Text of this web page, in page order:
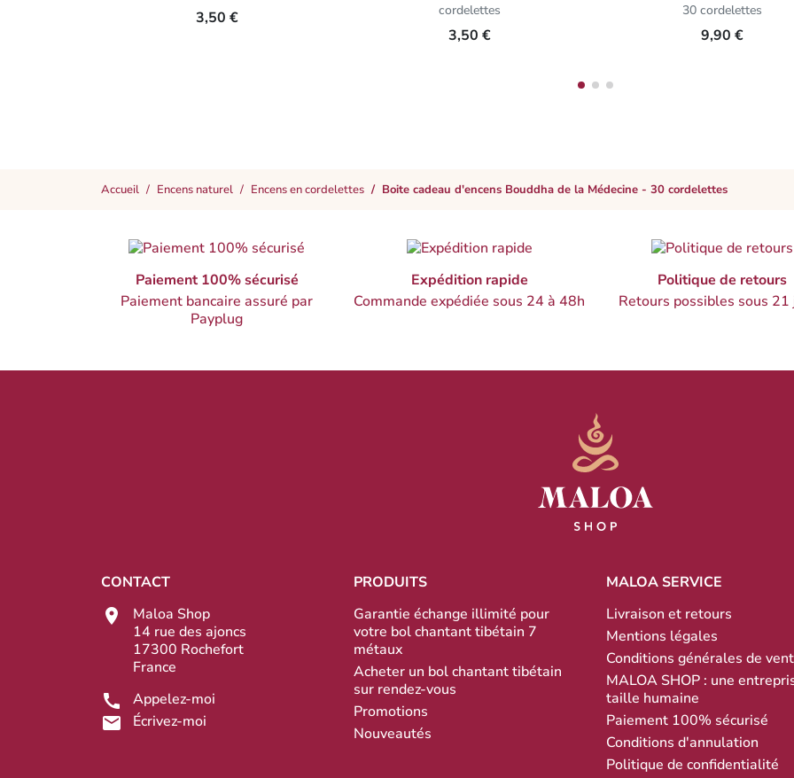
3,50 €
cordelettes
3,50 €
30 cordelettes
9,90 €
Accueil Encens naturel Encens en cordelettes Boite cadeau d'encens Bouddha de la Médecine - 30 cordelettes
Paiement 100% sécurisé
Paiement bancaire assuré par
Payplug
Expédition rapide
Commande expédiée sous 24 à 48h
Politique de retours
Retours possibles sous 21
CONTACT
Maloa Shop
14 rue des ajoncs
17300 Rochefort
France
Appelez-moi
Écrivez-moi
PRODUITS
Garantie échange illimité pour
votre bol chantant tibétain 7
métaux
Acheter un bol chantant tibétain
sur rendez-vous
Promotions
Nouveautés
MALOA SERVICE
Livraison et retours
Mentions légales
Conditions générales de
MALOA SHOP : une
taille humaine
Paiement 100% sécurisé
Conditions d'annulation
Politique de confidentialité